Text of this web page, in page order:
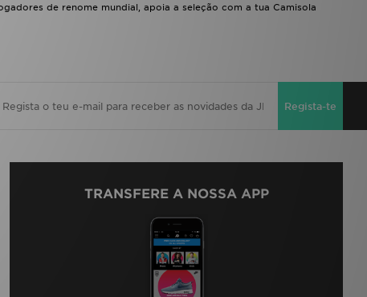
de renome mundial, apoia a seleção com a tua Camisola
Regista-te
TRANSFERE A NOSSA APP